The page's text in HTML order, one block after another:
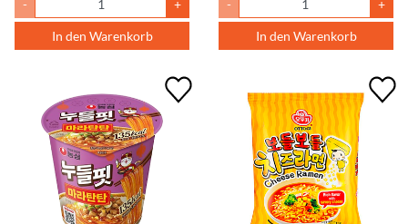
- +
In den Warenkorb
- +
In den Warenkorb